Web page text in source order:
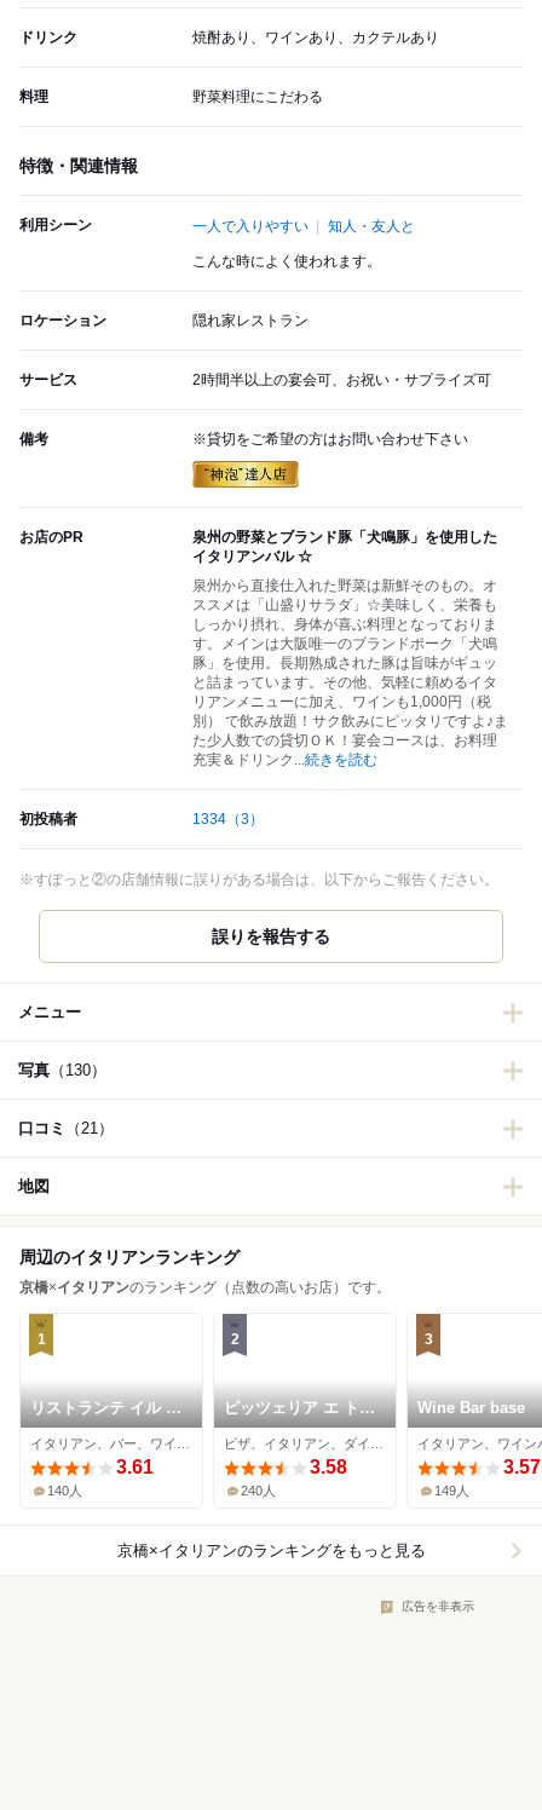
ドリンク 焼酎あり、ワインあり、カクテルあり
料理 野菜料理にこだわる
特徴・関連情報
利用シーン 一人で入りやすい 知人・友人と
こんな時によく使われます。
ロケーション 隠れ家レストラン
サービス 2時間半以上の宴会可、お祝い・サプライズ可
備考 ※貸切をご希望の方はお問い合わせ下さい
お店のPR
泉州の野菜とブランド豚「犬鳴豚」を使用した
イタリアンバル ☆
泉州から直接仕入れた野菜は新鮮そのもの。オ
ススメは「山盛りサラダ」☆美味しく、栄養も
しっかり摂れ、身体が喜ぶ料理となっておりま
す。メインは大阪唯一のブランドポーク「犬鳴
豚」を使用。長期熟成された豚は旨味がギュッ
と詰まっています。その他、気軽に頼めるイタ
リアンメニューに加え、ワインも1,000円（税
別） で飲み放題！サク飲みにピッタリですよ♪ま
た少人数での貸切ＯＫ！宴会コースは、お料理
充実＆ドリンク ...続きを読む
初投稿者 1334 （3）
※すぽっと②の店舗情報に誤りがある場合は、以下からご報告ください。
誤りを報告する
メニュー
写真 （130）
口コミ （21）
地図
周辺のイタリアンランキング
京橋×イタリアンのランキング（点数の高いお店）です。
1
リストランテ イル コ
ンティヌオ
3.61
140人
2
ピッツェリア エ トラ
ットリア フォルティ
ッシモ
3.58
240人
3
Wine Bar base
イタリアン、ワイン
3.57
149人
京橋×イタリアンのランキングをもっと見る
広告を非表示